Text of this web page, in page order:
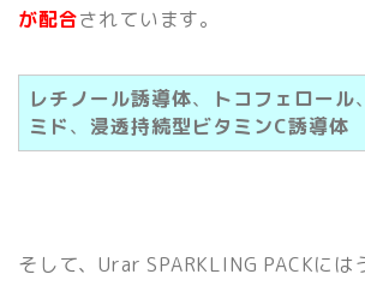
が配合されています。
レチノール誘導体、 トコフェロール、
ミド、 浸透持続型ビタミンC誘導体
そして、Urar SPARKLING PACKには